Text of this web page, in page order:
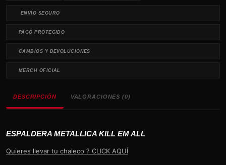
ENVÍO SEGURO
PAGO PROTEGIDO
CAMBIOS Y DEVOLUCIONES
MERCH OFICIAL
DESCRIPCIÓN VALORACIONES (0)
ESPALDERA METALLICA KILL EM ALL
Quieres llevar tu chaleco ? CLICK AQUÍ